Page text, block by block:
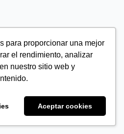
para proporcionar una mejor
el rendimiento, analizar
nuestro sitio web y
Aceptar cookies